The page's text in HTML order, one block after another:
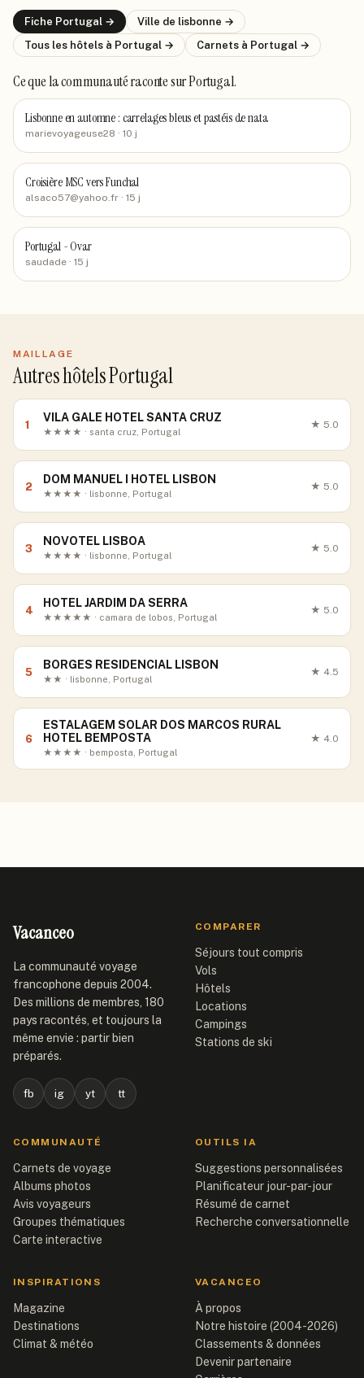
Fiche Portugal → Ville de lisbonne →
Tous les hôtels à Portugal → Carnets à Portugal →
Ce que la communauté racontesur Portugal.
Lisbonne en automne : carrelages bleus et pastéis de nata
marievoyageuse28 · 10 j
Croisière MSC vers Funchal
alsaco57@yahoo.fr · 15 j
Portugal - Ovar
saudade · 15 j
MAILLAGE
Autres hôtels Portugal
1
VILA GALE HOTEL SANTA CRUZ
★★★★ · santa cruz, Portugal
★ 5.0
2
DOM MANUEL I HOTEL LISBON
★★★★ · lisbonne, Portugal
★ 5.0
3
NOVOTEL LISBOA
★★★★ · lisbonne, Portugal
★ 5.0
4
HOTEL JARDIM DA SERRA
★★★★★ · camara de lobos, Portugal
★ 5.0
5
BORGES RESIDENCIAL LISBON
★★ · lisbonne, Portugal
★ 4.5
6
ESTALAGEM SOLAR DOS MARCOS RURAL
HOTEL BEMPOSTA
★★★★ · bemposta, Portugal
★ 4.0
Vacanceo
La communauté voyage
francophone depuis 2004.
Des millions de membres, 180
pays racontés, et toujours la
même envie : partir bien
préparés.
fb ig yt tt
COMPARER
Séjours tout compris
Vols
Hôtels
Locations
Campings
Stations de ski
COMMUNAUTÉ
Carnets de voyage
Albums photos
Avis voyageurs
Groupes thématiques
Carte interactive
OUTILS IA
Suggestions personnalisées
Planificateur jour-par-jour
Résumé de carnet
Recherche conversationnelle
INSPIRATIONS
Magazine
Destinations
Climat & météo
VACANCEO
À propos
Notre histoire (2004-2026)
Classements & données
Devenir partenaire